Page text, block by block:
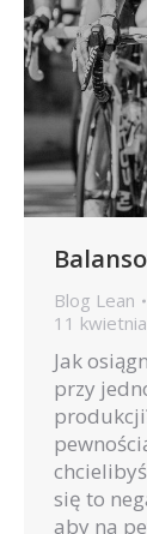
Blog Lean
11
Jak
przy
się to
aby na